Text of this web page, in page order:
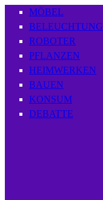
MÖBEL
BELEUCHTUNG
ROBOTER
PFLANZEN
HEIMWERKEN
BAUEN
KONSUM
DEBATTE